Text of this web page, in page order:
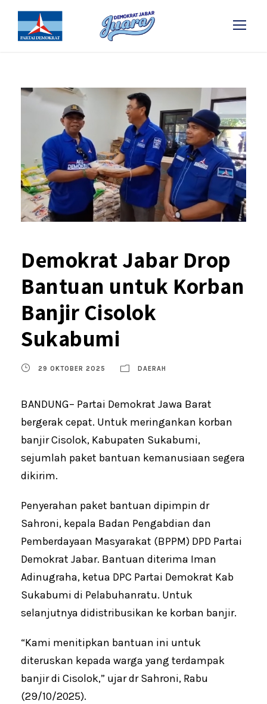
Demokrat Jabar Drop
Bantuan untuk Korban
Banjir Cisolok
Sukabumi
29 OKTOBER 2025 DAERAH
BANDUNG– Partai Demokrat Jawa Barat
bergerak cepat. Untuk meringankan korban
banjir Cisolok, Kabupaten Sukabumi,
sejumlah paket bantuan kemanusiaan segera
dikirim.
Penyerahan paket bantuan dipimpin dr
Sahroni, kepala Badan Pengabdian dan
Pemberdayaan Masyarakat (BPPM) DPD Partai
Demokrat Jabar. Bantuan diterima Iman
Adinugraha, ketua DPC Partai Demokrat Kab
Sukabumi di Pelabuhanratu. Untuk
selanjutnya didistribusikan ke korban banjir.
“Kami menitipkan bantuan ini untuk
diteruskan kepada warga yang terdampak
banjir di Cisolok,” ujar dr Sahroni, Rabu
(29/10/2025).